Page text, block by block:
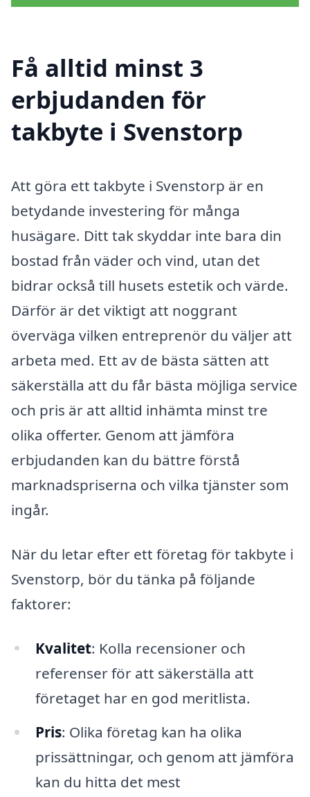
Få alltid minst 3
erbjudanden för
takbyte i Svenstorp
Att göra ett takbyte i Svenstorp är en
betydande investering för många
husägare. Ditt tak skyddar inte bara din
bostad från väder och vind, utan det
bidrar också till husets estetik och värde.
Därför är det viktigt att noggrant
överväga vilken entreprenör du väljer att
arbeta med. Ett av de bästa sätten att
säkerställa att du får bästa möjliga service
och pris är att alltid inhämta minst tre
olika offerter. Genom att jämföra
erbjudanden kan du bättre förstå
marknadspriserna och vilka tjänster som
ingår.
När du letar efter ett företag för takbyte i
Svenstorp, bör du tänka på följande
faktorer:
Kvalitet: Kolla recensioner och
referenser för att säkerställa att
företaget har en god meritlista.
Pris: Olika företag kan ha olika
prissättningar, och genom att jämföra
kan du hitta det mest